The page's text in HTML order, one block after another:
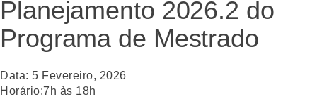
Planejamento 2026.2 do
Programa de Mestrado
Data: 5 Fevereiro, 2026
Horário:7h às 18h